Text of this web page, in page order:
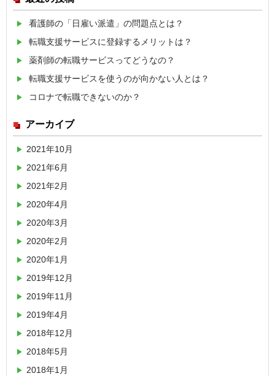
看護師の「日雇い派遣」の問題点とは？
転職支援サービスに登録するメリットは？
薬剤師の転職サービスってどうなの？
転職支援サービスを使うのが向かない人とは？
コロナで転職できないのか？
アーカイブ
2021年10月
2021年6月
2021年2月
2020年4月
2020年3月
2020年2月
2020年1月
2019年12月
2019年11月
2019年4月
2018年12月
2018年5月
2018年1月